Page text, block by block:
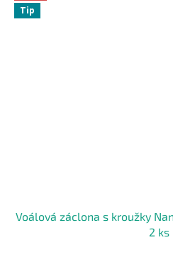
Tip
Voálová záclona s kroužky
2 ks